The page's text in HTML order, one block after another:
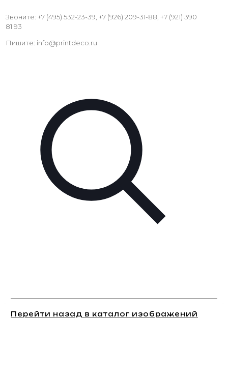
Звоните: +7 (495) 532-23-39, +7 (926) 209-31-88, +7 (921) 390
81 93
Пишите: info@printdeco.ru
Перейти назад в каталог изображений